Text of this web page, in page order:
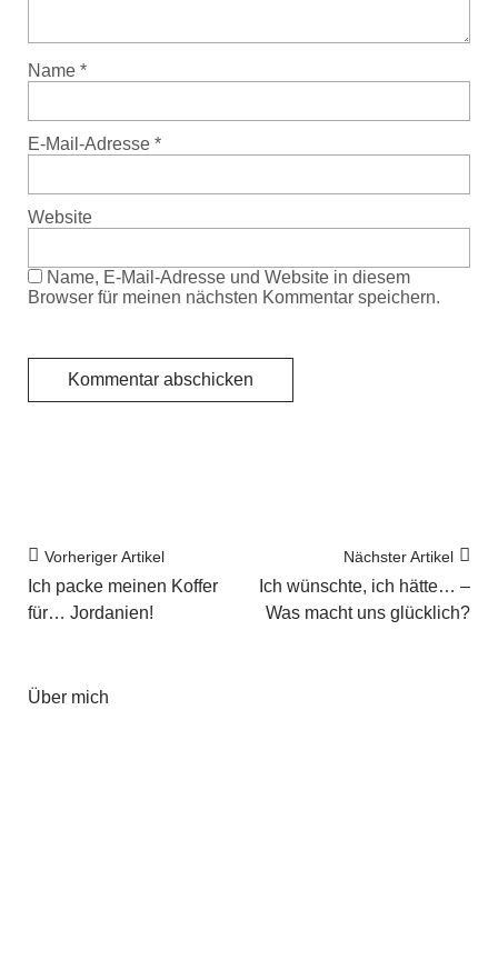
Name *
E-Mail-Adresse *
Website
Name, E-Mail-Adresse und Website in diesem
Browser für meinen nächsten Kommentar speichern.
Vorheriger Artikel
Ich packe meinen Koffer
für… Jordanien!
Nächster Artikel
Ich wünschte, ich hätte… –
Was macht uns glücklich?
Über mich